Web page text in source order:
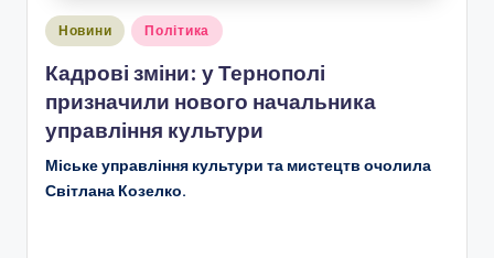
Опубліковано
Новини Політика
Кадрові зміни: у Тернополі
призначили нового начальника
управління культури
Міське управління культури та мистецтв очолила
Світлана Козелко.